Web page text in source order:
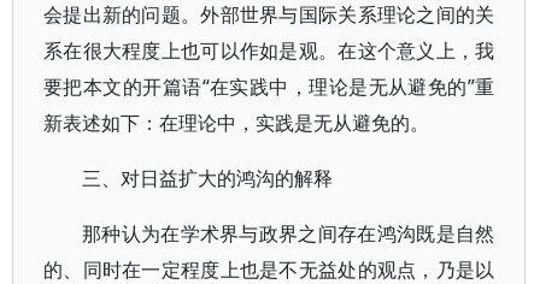
会提出新的问题。外部世界与国际关系理论之间的关
系在很大程度上也可以作如是观。在这个意义上，我
要把本文的开篇语“在实践中，理论是无从避免的”重
新表述如下：在理论中，实践是无从避免的。
三、对日益扩大的鸿沟的解释
那种认为在学术界与政界之间存在鸿沟既是自然
的、同时在一定程度上也是不无益处的观点，乃是以